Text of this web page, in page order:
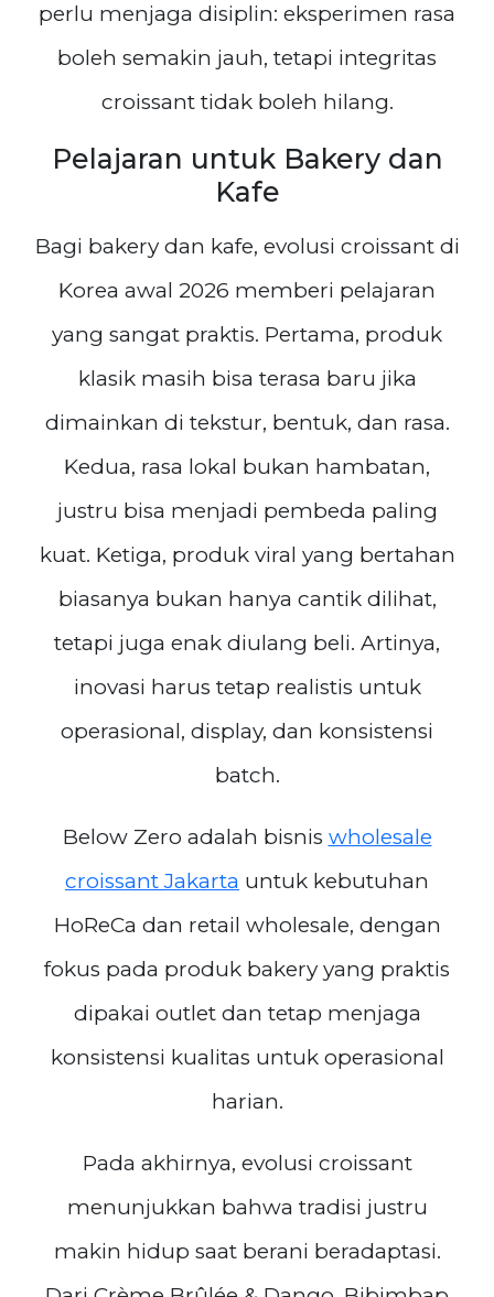
perlu menjaga disiplin: eksperimen rasa
boleh semakin jauh, tetapi integritas
croissant tidak boleh hilang.
Pelajaran untuk Bakery dan
Kafe
Bagi bakery dan kafe, evolusi croissant di
Korea awal 2026 memberi pelajaran
yang sangat praktis. Pertama, produk
klasik masih bisa terasa baru jika
dimainkan di tekstur, bentuk, dan rasa.
Kedua, rasa lokal bukan hambatan,
justru bisa menjadi pembeda paling
kuat. Ketiga, produk viral yang bertahan
biasanya bukan hanya cantik dilihat,
tetapi juga enak diulang beli. Artinya,
inovasi harus tetap realistis untuk
operasional, display, dan konsistensi
batch.
Below Zero adalah bisnis wholesale
croissant Jakarta untuk kebutuhan
HoReCa dan retail wholesale, dengan
fokus pada produk bakery yang praktis
dipakai outlet dan tetap menjaga
konsistensi kualitas untuk operasional
harian.
Pada akhirnya, evolusi croissant
menunjukkan bahwa tradisi justru
makin hidup saat berani beradaptasi.